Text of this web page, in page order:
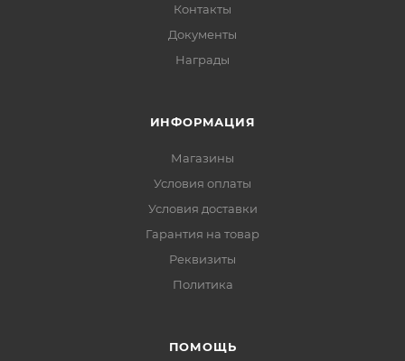
Контакты
Документы
Награды
ИНФОРМАЦИЯ
Магазины
Условия оплаты
Условия доставки
Гарантия на товар
Реквизиты
Политика
ПОМОЩЬ